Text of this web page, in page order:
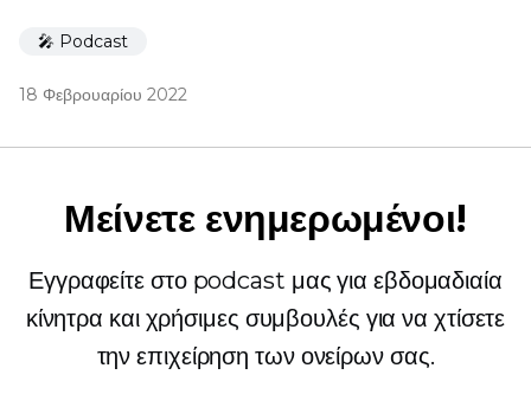
🎤 Podcast
18 Φεβρουαρίου 2022
Μείνετε ενημερωμένοι!
Εγγραφείτε στο podcast μας για εβδομαδιαία
κίνητρα και χρήσιμες συμβουλές για να χτίσετε
την επιχείρηση των ονείρων σας.